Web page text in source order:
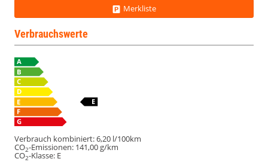
Merkliste
Verbrauchswerte
Verbrauch kombiniert:6,20 l/100km
CO2-Emissionen: 141,00 g/km
CO2-Klasse: E